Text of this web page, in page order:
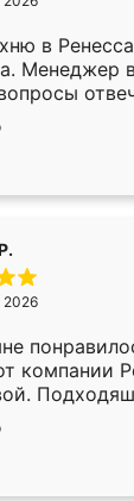
в
Менеджер
в
работали
2026
компании
эскизу